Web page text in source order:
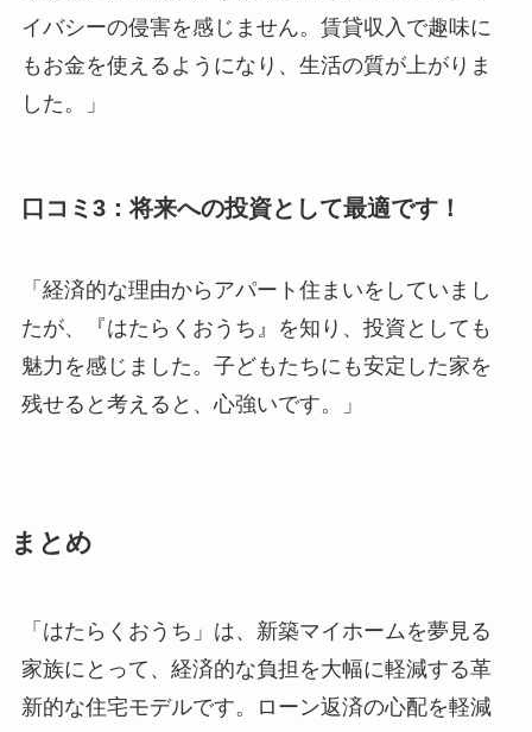
イバシーの侵害を感じません。賃貸収入で趣味に
もお金を使えるようになり、生活の質が上がりま
した。」
口コミ3：将来への投資として最適です！
「経済的な理由からアパート住まいをしていまし
たが、『はたらくおうち』を知り、投資としても
魅力を感じました。子どもたちにも安定した家を
残せると考えると、心強いです。」
まとめ
「はたらくおうち」は、新築マイホームを夢見る
家族にとって、経済的な負担を大幅に軽減する革
新的な住宅モデルです。ローン返済の心配を軽減